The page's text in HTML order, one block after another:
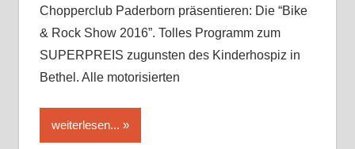
Chopperclub Paderborn präsentieren: Die “Bike
& Rock Show 2016”. Tolles Programm zum
SUPERPREIS zugunsten des Kinderhospiz in
Bethel. Alle motorisierten
weiterlesen...